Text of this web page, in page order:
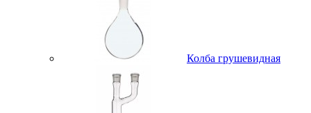
Колба грушевидная